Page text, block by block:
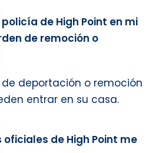
de High Point en mi
de remoción o
deportación o remoción
entrar en su casa.
oficiales de High Point me